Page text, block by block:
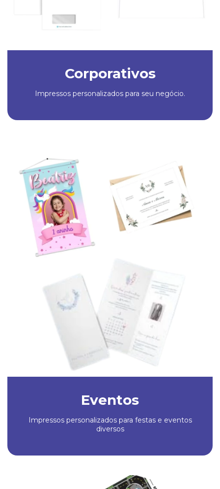
Corporativos
Impressos personalizados para seu negócio.
Eventos
Impressos personalizados para festas e eventos
diversos